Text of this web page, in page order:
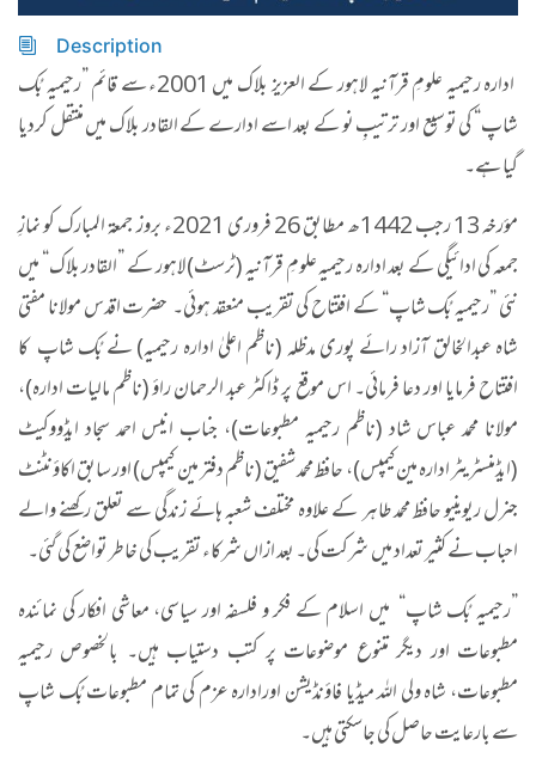
Description
ادارہ رحیمیہ علومِ قرآنیہ لاہور کے العزیز بلاک میں 2001ء سے قائم ”رحیمیہ بُک
شاپ“ کی توسیع اور ترتیبِ نو کے بعد اسے ادارے کے القادر بلاک میں منتقل کردیا
گیا ہے۔
مؤرخہ 13 رجب 1442ھ مطابق 26 فروری 2021ء بروز جمعۃ المبارک کو نمازِ
جمعہ کی ادائیگی کے بعد ادارہ رحیمیہ علومِ قرآنیہ (ٹرسٹ) لاہور کے ”القادر بلاک“ میں
نئی ”رحیمیہ بُک شاپ“ کے افتتاح کی تقریب منعقد ہوئی۔ حضرت اقدس مولانا مفتی
شاہ عبدالخالق آزاد رائے پوری مدظلہ (ناظم اعلیٰ ادارہ رحیمیہ) نے بُک شاپ کا
افتتاح فرمایا اور دعا فرمائی۔ اس موقع پر ڈاکٹر عبد الرحمان راؤ (ناظم مالیات ادارہ)،
مولانا محمد عباس شاد (ناظم رحیمیہ مطبوعات)، جناب انیس احمد سجاد ایڈووکیٹ
(ایڈمنسٹریٹر ادارہ مین کیمپس)، حافظ محمد شفیق (ناظم دفتر مین کیمپس) اور سابق اکاؤنٹنٹ
جنرل ریوینیو حافظ محمد طاہر کے علاوہ مختلف شعبہ ہائے زندگی سے تعلق رکھنے والے
احباب نے کثیر تعداد میں شرکت کی۔ بعد ازاں شرکاء تقریب کی خاطر تواضع کی گئی۔
”رحیمیہ بُک شاپ“ میں اسلام کے فکر و فلسفہ اور سیاسی، معاشی افکار کی نمائندہ
مطبوعات اور دیگر متنوع موضوعات پر کتب دستیاب ہیں۔ بالخصوص رحیمیہ
مطبوعات، شاہ ولی اللہ میڈیا فاؤنڈیشن اورادارہ عزم کی تمام مطبوعات بُک شاپ
سے بارعایت حاصل کی جاسکتی ہیں۔